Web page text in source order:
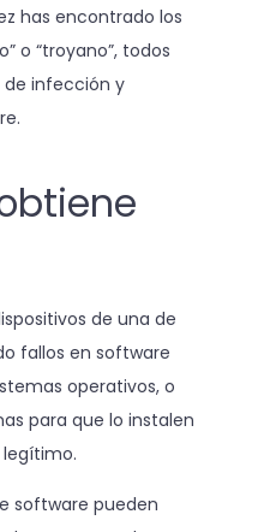
has encontrado los
o “troyano”, todos
infección y
de una de
fallos en software
operativos, o
para que lo instalen
software pueden